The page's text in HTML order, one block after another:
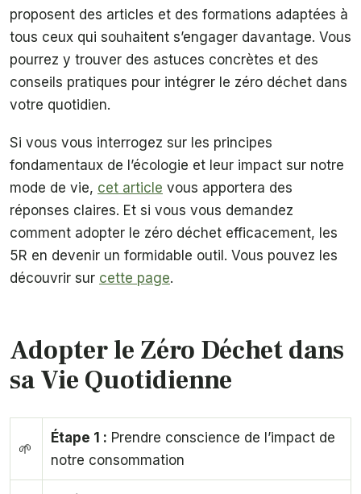
proposent des articles et des formations adaptées à
tous ceux qui souhaitent s’engager davantage. Vous
pourrez y trouver des astuces concrètes et des
conseils pratiques pour intégrer le zéro déchet dans
votre quotidien.
Si vous vous interrogez sur les principes
fondamentaux de l’écologie et leur impact sur notre
mode de vie, cet article vous apportera des
réponses claires. Et si vous vous demandez
comment adopter le zéro déchet efficacement, les
5R en devenir un formidable outil. Vous pouvez les
découvrir sur cette page.
Adopter le Zéro Déchet dans
sa Vie Quotidienne
🌱
Étape 1 : Prendre conscience de l’impact de
notre consommation